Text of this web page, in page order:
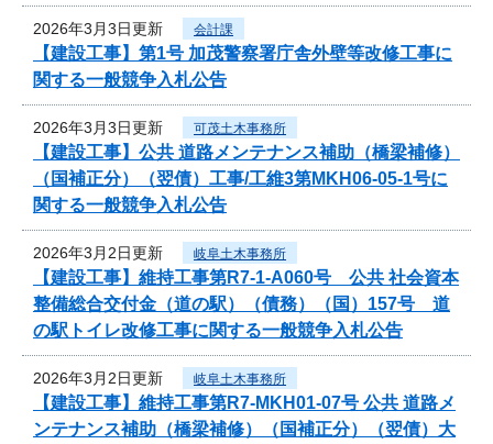
2026年3月3日更新 会計課
【建設工事】第1号 加茂警察署庁舎外壁等改修工事に
関する一般競争入札公告
2026年3月3日更新 可茂土木事務所
【建設工事】公共 道路メンテナンス補助（橋梁補修）
（国補正分）（翌債）工事/工維3第MKH06-05-1号に
関する一般競争入札公告
2026年3月2日更新 岐阜土木事務所
【建設工事】維持工事第R7-1-A060号 公共 社会資本
整備総合交付金（道の駅）（債務）（国）157号 道
の駅トイレ改修工事に関する一般競争入札公告
2026年3月2日更新 岐阜土木事務所
【建設工事】維持工事第R7-MKH01-07号 公共 道路メ
ンテナンス補助（橋梁補修）（国補正分）（翌債）大